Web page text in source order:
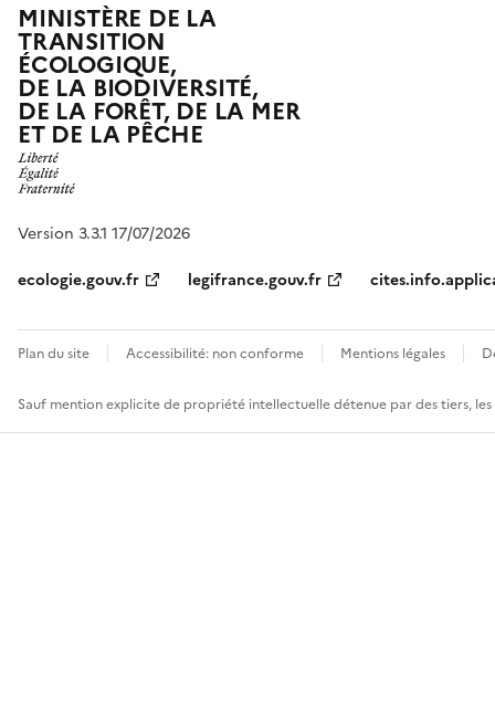
MINISTÈRE DE LA
TRANSITION
ÉCOLOGIQUE,
DE LA BIODIVERSITÉ,
DE LA FORÊT, DE LA MER
ET DE LA PÊCHE
Version 3.3.1 17/07/2026
ecologie.gouv.fr
legifrance.gouv.fr
Plan du site Accessibilité: non conforme Mentions légales
Sauf mention explicite de propriété intellectuelle détenue par des tiers,